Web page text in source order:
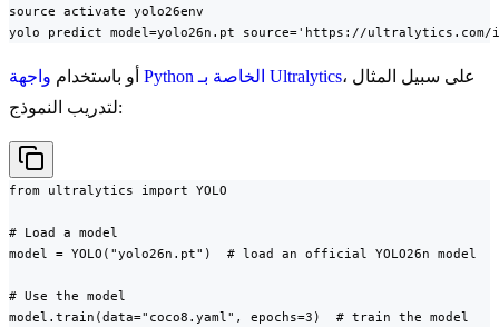
source activate yolo26env
yolo predict model=yolo26n.pt source='https://ultralytics.com/
أو باستخدام واجهة Python الخاصة بـ Ultralytics، على سبيل المثال
لتدريب النموذج:
from ultralytics import YOLO
# Load a model
model = YOLO("yolo26n.pt")  # load an official YOLO26n model
# Use the model
model.train(data="coco8.yaml", epochs=3)  # train the model